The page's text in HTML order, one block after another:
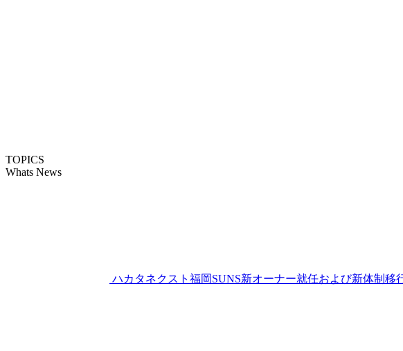
TOPICS
Whats News
ハカタネクスト福岡SUNS新オーナー就任および新体制